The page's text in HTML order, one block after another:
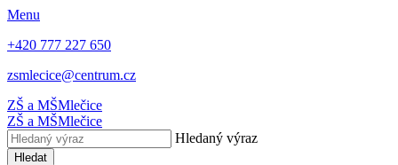
Menu
+420 777 227 650
zsmlecice@centrum.cz
ZŠ a MŠMlečice
ZŠ a MŠMlečice
Hledaný výraz
Hledat